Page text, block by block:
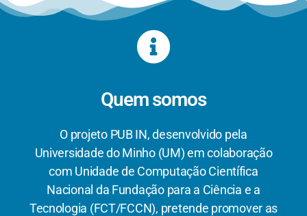
Quem somos
O projeto PUB IN, desenvolvido pela
Universidade do Minho (UM) em colaboração
com Unidade de Computação Científica
Nacional da Fundação para a Ciência e a
Tecnologia (FCT/FCCN), pretende promover as